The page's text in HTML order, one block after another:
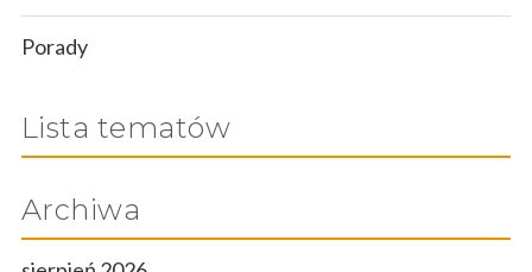
Porady
Lista tematów
Archiwa